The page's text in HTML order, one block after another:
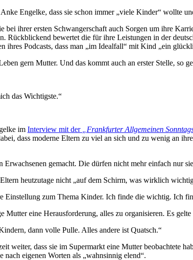
Engelke, dass sie schon immer „viele Kinder“ wollte
bei ihrer ersten Schwangerschaft auch Sorgen um ihre
Rückblickend bewertet die für ihre Leistungen in der
ihres Podcasts, dass man „im Idealfall“ mit Kind „ein
gern Mutter. Und das kommt auch an erster Stelle, so
das Wichtigste.“
im Interview mit der „Frankfurter Allgemeinen
dass moderne Eltern zu viel an sich und zu wenig an
Erwachsenen gemacht. Die dürfen nicht mehr einfach nur
heutzutage nicht „auf dem Schirm, was wirklich
Einstellung zum Thema Kinder. Ich finde die wichtig. Ich
Mutter eine Herausforderung, alles zu organisieren. Es
dann volle Pulle. Alles andere ist Quatsch.“
weiter, dass sie im Supermarkt eine Mutter beobachtete
nach eigenen Worten als „wahnsinnig elend“.